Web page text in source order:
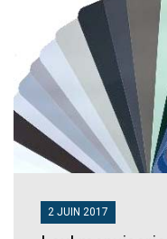
2 JUIN 2017